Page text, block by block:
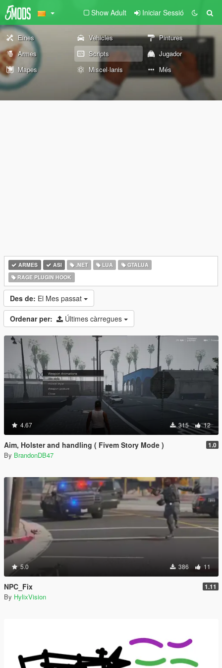
Show Adult Iniciar Sessió
Eines Vehicles
Pintures
Armes
Scripts
Jugador
Mapes
Miscel·lanis Més
ARMES ASI .NET LUA
GTALUA
RAGE PLUGIN HOOK
Des de: El Mes passat
Ordenar per: Últimes càrregues
4.67 315 12
Aim, Holster and handling ( Fivem Story Mode ) 1.0
By BrandonDB47
5.0 386 11
NPC_Fix 1.11
By HylixVision